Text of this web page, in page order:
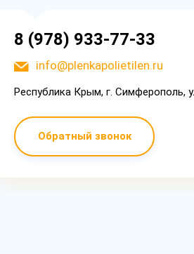
8 (978) 933-77-33
info@plenkapolietilen.ru
Республика Крым, г. Симферополь,
Обратный звонок